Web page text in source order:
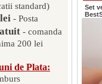
standard)
- Posta
- comanda
200 lei
de Plata:
Set